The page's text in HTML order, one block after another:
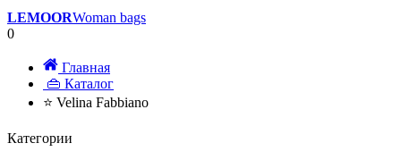
LEMOORWoman bags
0
Главная
👜 Каталог
⭐ Velina Fabbiano
Категории